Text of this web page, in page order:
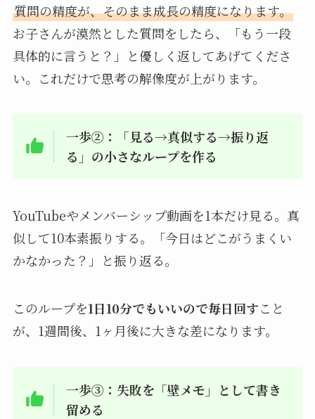
質問の精度が、そのまま成長の精度になります。
お子さんが漠然とした質問をしたら、「もう一段
具体的に言うと？」と優しく返してあげてくださ
い。これだけで思考の解像度が上がります。
一歩②：「見る→真似する→振り返
る」の小さなループを作る
YouTubeやメンバーシップ動画を1本だけ見る。真
似して10本素振りする。「今日はどこがうまくい
かなかった？」と振り返る。
このループを1日10分でもいいので毎日回すこと
が、1週間後、1ヶ月後に大きな差になります。
一歩③：失敗を「壁メモ」として書き
留める